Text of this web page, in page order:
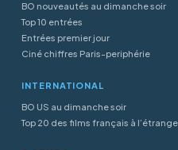
BO nouveautés au dimanche soir
Top 10 entrées
Entrées premier jour
Ciné chiffres Paris-periphérie
INTERNATIONAL
BO US au dimanche soir
Top 20 des films français à